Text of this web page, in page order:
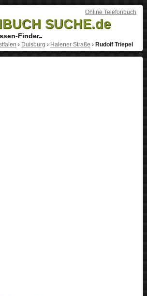
Online Telefonbuch
SUCHE.de
Finder
› Duisburg › Halener Straße › Rudolf Triepel